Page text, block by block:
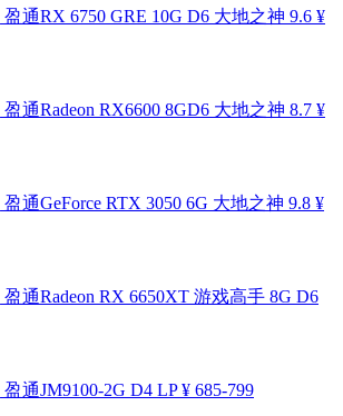
盈通RX 6750 GRE 10G D6 大地之神 9.6 ¥
盈通Radeon RX6600 8GD6 大地之神 8.7 ¥
盈通GeForce RTX 3050 6G 大地之神 9.8 ¥
盈通Radeon RX 6650XT 游戏高手 8G D6
盈通JM9100-2G D4 LP ¥ 685-799